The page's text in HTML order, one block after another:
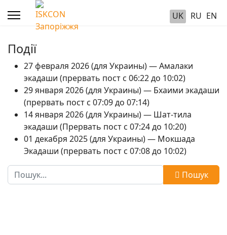
UK RU EN
Події
27 февраля 2026 (для Украины) — Амалаки
экадаши (прервать пост с 06:22 до 10:02)
29 января 2026 (для Украины) — Бхаими экадаши
(прервать пост с 07:09 до 07:14)
14 января 2026 (для Украины) — Шат-тила
экадаши (Прервать пост с 07:24 до 10:20)
01 декабря 2025 (для Украины) — Мокшада
Экадаши (прервать пост с 07:08 до 10:02)
Пошук
Пошук